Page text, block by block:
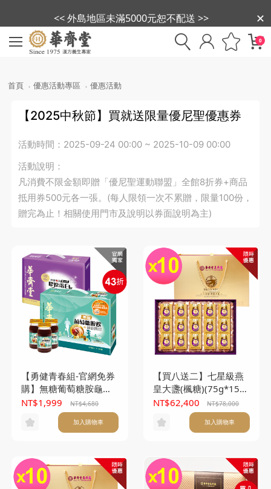
<< 外島地區未滿5000元恕不配送 >>
0
首頁 優惠活動專區 優惠活動
【2025中秋節】買就送限量優尼聖優惠券
活動時間： 2025-09-24 00:00 ~ 2025-10-09 00:00
活動說明：
凡消費不限金額即贈「優尼聖運動聯盟」全館8折券+商品
抵用券500元各一張。(每人限領一次不累贈，限量100份，
贈完為止！相關使用門市及說明以券面說明為主)
【勇健青春組-官網免券
購】無糖葡萄糖胺龜鹿
四珍飲 (60mlx30入)+新
雙效膠原蛋白飲
(60mlx30入)
NT$1,999 NT$4,680
加入購物車
【買八送二】七星級燕
皇大盞(楓糖)(75g*15
入/盒) *10盒
NT$62,400 NT$78,000
加入購物車